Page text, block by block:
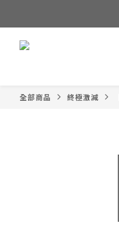
全部商品 終極激減